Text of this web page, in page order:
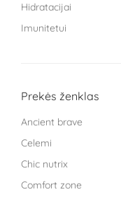
Hidratacijai
Imunitetui
Moterims
Prekės ženklas
Ancient brave
Celemi
Chic nutrix
Comfort zone